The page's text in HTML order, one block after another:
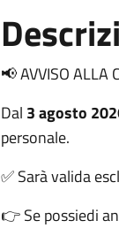
📢 AVVISO ALLA
Dal 3 agosto
personale.
✅ Sarà valida
👉 Se possiedi